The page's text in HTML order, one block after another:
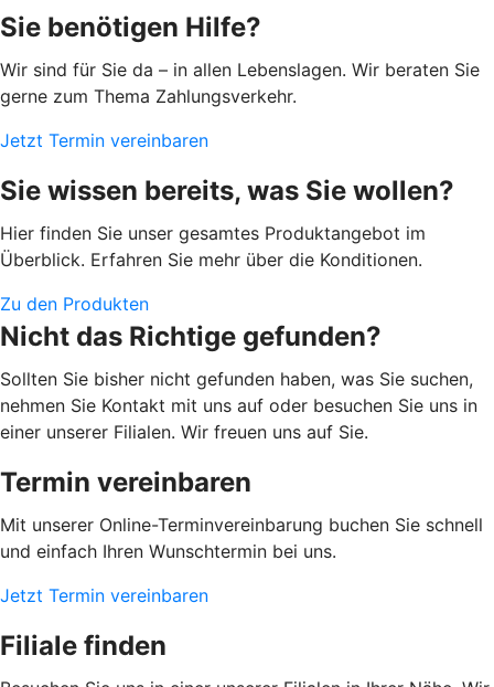
Sie benötigen Hilfe?
Wir sind für Sie da – in allen Lebenslagen. Wir beraten Sie
gerne zum Thema Zahlungsverkehr.
Jetzt Termin vereinbaren
Sie wissen bereits, was Sie wollen?
Hier finden Sie unser gesamtes Produktangebot im
Überblick. Erfahren Sie mehr über die Konditionen.
Zu den Produkten
Nicht das Richtige gefunden?
Sollten Sie bisher nicht gefunden haben, was Sie suchen,
nehmen Sie Kontakt mit uns auf oder besuchen Sie uns in
einer unserer Filialen. Wir freuen uns auf Sie.
Termin vereinbaren
Mit unserer Online-Terminvereinbarung buchen Sie schnell
und einfach Ihren Wunschtermin bei uns.
Jetzt Termin vereinbaren
Filiale finden